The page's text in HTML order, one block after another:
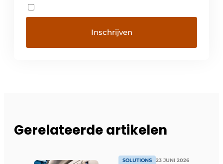
Gerelateerde artikelen
SOLUTIONS 23 JUNI 2026